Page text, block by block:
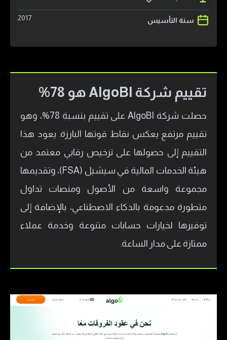
سنة التأسيس 2017
تقييم شركة AlgoBI هو 78%
حصلت شركة AlgoBI على تقييم بنسبة 78%، وهو
تقييم مرتفع يعكس نقاط قوتها البارزة. يعود هذا
التقييم إلى حصولها على ترخيص رقابي معتمد من
هيئة الخدمات المالية في سيشيل (FSA)، وتقديمها
مجموعة واسعة من الأصول ومنصات تداول
متطورة مدعومة بالذكاء الاصطناعي، بالإضافة إلى
توفيرها لخيارات حسابات متنوعة وخدمة عملاء
ممتازة على مدار الساعة.